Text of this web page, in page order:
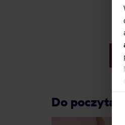
Do